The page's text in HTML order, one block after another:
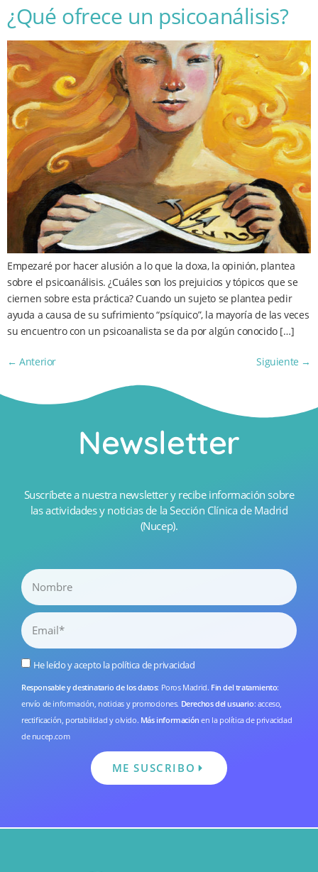
¿Qué ofrece un psicoanálisis?
Empezaré por hacer alusión a lo que la doxa, la opinión, plantea
sobre el psicoanálisis. ¿Cuáles son los prejuicios y tópicos que se
ciernen sobre esta práctica? Cuando un sujeto se plantea pedir
ayuda a causa de su sufrimiento “psíquico”, la mayoría de las veces
su encuentro con un psicoanalista se da por algún conocido […]
← Anterior Siguiente →
Newsletter
Suscríbete a nuestra newsletter y recibe información sobre
las actividades y noticias de la Sección Clínica de Madrid
(Nucep).
He leído y acepto lapolítica de privacidad
Responsable y destinatario de los datos: Poros Madrid. Fin del tratamiento:
envío de información, noticias y promociones. Derechos del usuario: acceso,
rectificación, portabilidad y olvido. Más información en la política de privacidad
de nucep.com
ME SUSCRIBO